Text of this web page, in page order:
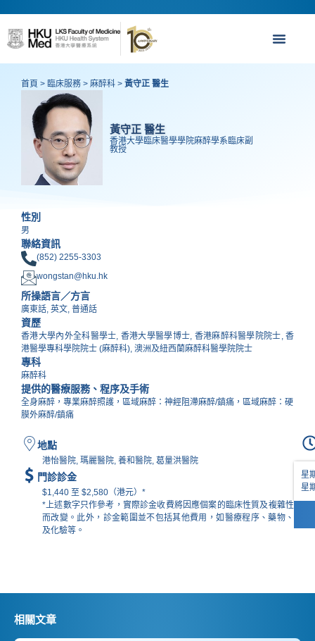
首頁 > 臨床服務 > 麻​醉科 > 黃守正 醫生
黃守正 醫生
香港大學臨床醫學學院麻醉學系臨床副
教授
所操語言／方言
廣東話, 英文, 普通話
聯絡資訊
(852) 2255-3303
wongstan@hku.hk
性別
男
資歷
香港大學內外全科醫學士, 香港大學醫學博士, 香港麻醉科醫學院院士, 香
港醫學專科學院院士 (麻醉科), 澳洲及紐西蘭麻醉科醫學院院士
專科
麻醉科
提供的醫療服務、程序及手術
全身麻醉，專業麻醉照護，區域麻醉：神經阻滯麻醉/鎮痛，區域麻醉：硬
膜外麻醉/鎮痛
地點
港怡醫院, 瑪麗醫院, 養和醫院, 葛量洪醫院
門診診金
$1,440 至 $2,580（港元）*
*上述數字只作參考，實際診金收費將因應個案的臨床性質及複雜性
而改變。此外，診金範圍並不包括其他費用，如醫療程序、藥物、
及化驗等。​
星
星
相關文章